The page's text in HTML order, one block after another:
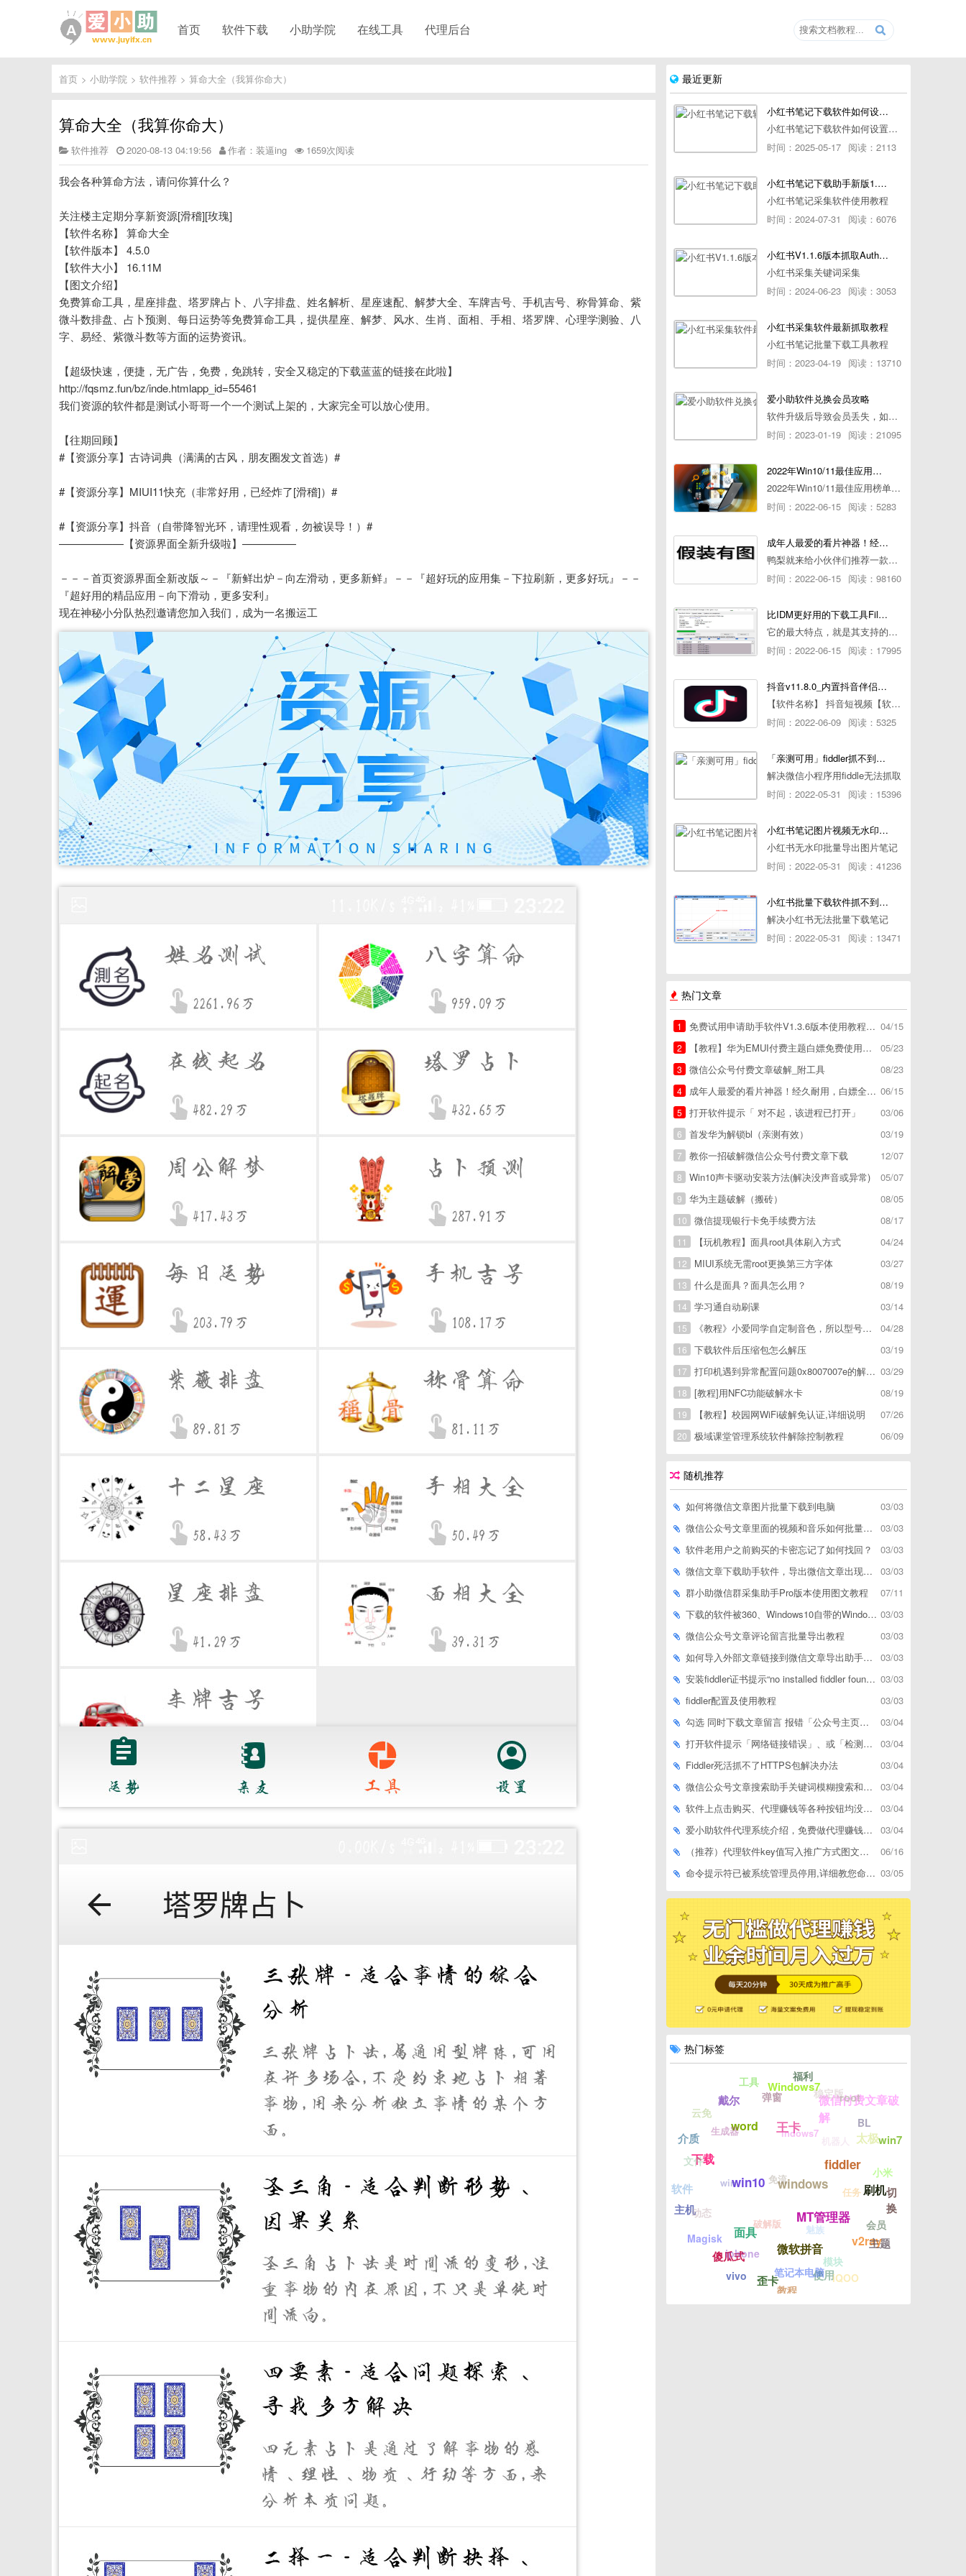
首页 软件下载 小助学院 在线工具 代理后台
首页 > 小助学院 > 软件推荐 > 算命大全（我算你命大）
算命大全（我算你命大）
软件推荐 2020-08-13 04:19:56 作者：装逼ing 1659次阅读
我会各种算命方法，请问你算什么？
关注楼主定期分享新资源[滑稽][玫瑰]
【软件名称】 算命大全
【软件版本】 4.5.0
【软件大小】 16.11M
【图文介绍】
免费算命工具，星座排盘、塔罗牌占卜、八字排盘、姓名解析、星座速配、解梦大全、车牌吉号、手机吉号、称骨算命、紫
微斗数排盘、占卜预测、每日运势等免费算命工具，提供星座、解梦、风水、生肖、面相、手相、塔罗牌、心理学测验、八
字、易经、紫微斗数等方面的运势资讯。
【超级快速，便捷，无广告，免费，免跳转，安全又稳定的下载蓝蓝的链接在此啦】
http://fqsmz.fun/bz/inde.htmlapp_id=55461
我们资源的软件都是测试小哥哥一个一个测试上架的，大家完全可以放心使用。
【往期回顾】
#【资源分享】古诗词典（满满的古风，朋友圈发文首选）#
#【资源分享】MIUI11快充（非常好用，已经炸了[滑稽]）#
#【资源分享】抖音（自带降智光环，请理性观看，勿被误导！）#
——————【资源界面全新升级啦】—————
－－－首页资源界面全新改版～－『新鲜出炉－向左滑动，更多新鲜』－－『超好玩的应用集－下拉刷新，更多好玩』－－
『超好用的精品应用－向下滑动，更多安利』
现在神秘小分队热烈邀请您加入我们，成为一名搬运工
最近更新
小红书笔记下载软件如何设置浏览器路径
小红书笔记下载软件如何设置浏览器路径
时间：2025-05-17 阅读：2113
小红书笔记下载助手新版1.1.7版本使用教程
小红书笔记采集软件使用教程
时间：2024-07-31
阅读：6076
小红书V1.1.6版本抓取AuthorId最新教程
小红书采集关键词采集
时间：2024-06-23 阅读：3053
小红书采集软件最新抓取教程
小红书笔记批量下载工具教程
时间：2023-04-19 阅读：13710
爱小助软件兑换会员攻略
软件升级后导致会员丢失，如何快速兑换会员详细攻略
时间：2023-01-19 阅读：21095
2022年Win10/11最佳应用榜单出炉！ 你都用过几个？
2022年Win10/11最佳应用榜单出炉！ 你都用过几个？
时间：2022-06-15 阅读：5283
成年人最爱的看片神器！经久耐用-白嫖全网资源
鸭梨就来给小伙伴们推荐一款经久耐用的良心播放器，资源齐全无广告，可以放心使用~
时间：2022-06-15 阅读：98160
比IDM更好用的下载工具File Centipede文件蜈蚣-秒杀迅雷-直接飞起！
它的最大特点，就是其支持的下载协议几乎是市面上最全面的，包括HTTP/FTP、BT种子、磁力链接，m3u8流任务（AES-128解密）。
时间：2022-06-15 阅读：17995
抖音v11.8.0_内置抖音伴侣/视频去水印
【软件名称】 抖音短视频【软件版本】 11.8.0【软件大小】 83.74M【是否Root】不需要【测试机型】PCML10 [oppo Reno Ace]【文字介绍】 抖音短视频app是一款很有意思娱
时间：2022-06-09 阅读：5325
「亲测可用」fiddler抓不到pc端微信小程序包解决方案
解决微信小程序用fiddle无法抓取
时间：2022-05-31
阅读：15396
小红书笔记图片视频无水印批量下载软件使用教程
小红书无水印批量导出图片笔记
时间：2022-05-31
阅读：41236
小红书批量下载软件抓不到authorId如何解决
解决小红书无法批量下载笔记
时间：2022-05-31
阅读：13471
热门文章
04/15
1
免费试用申请助手软件V1.3.6版本使用教程，免费领空调冰箱，附下载地址
05/23
2
【教程】华为EMUI付费主题白嫖免费使用方法。
08/23
3
微信公众号付费文章破解_附工具
06/15
4
成年人最爱的看片神器！经久耐用，白嫖全网资源
03/06
5
打开软件提示「 对不起，该进程已打开」
03/19
6
首发华为解锁bl（亲测有效）
12/07
7
教你一招破解微信公众号付费文章下载
05/07
8
Win10声卡驱动安装方法(解决没声音或异常)
08/05
9
华为主题破解（搬砖）
08/17
10
微信提现银行卡免手续费方法
04/24
11
【玩机教程】面具root具体刷入方式
03/27
12
MIUI系统无需root更换第三方字体
08/19
13
什么是面具？面具怎么用？
03/14
14
学习通自动刷课
04/28
15
《教程》小爱同学自定制音色，所以型号通用，不用root
03/19
16
下载软件后压缩包怎么解压
03/29
17
打印机遇到异常配置问题0x8007007e的解决方
08/19
18
[教程]用NFC功能破解水卡
07/26
19
【教程】校园网WiFi破解免认证,详细说明
06/09
20 极域课堂管理系统软件解除控制教程
随机推荐
03/03
如何将微信文章图片批量下载到电脑
03/03
微信公众号文章里面的视频和音乐如何批量下载到电脑上
03/03
软件老用户之前购买的卡密忘记了如何找回？
03/03
微信文章下载助手软件，导出微信文章出现「导出失败*篇」如何解决
07/11
群小助微信群采集助手Pro版本使用图文教程
03/03
下载的软件被360、Windows10自带的Windows Defender、腾讯管家等杀毒软件误删了怎么解决
03/03
微信公众号文章评论留言批量导出教程
03/03
如何导入外部文章链接到微信文章导出助手批量下载，附上3种方式
03/03
安装fiddler证书提示“no installed fiddler found”或开启代理ip失败
03/03
fiddler配置及使用教程
03/04
勾选 同时下载文章留言 报错「公众号主页和加载cookie参数不能为空」
03/04
打开软件提示「网络链接错误」、或「检测版本更新失败」等网络问题解决方案
03/04
Fiddler死活抓不了HTTPS包解决办法
03/04
微信公众号文章搜索助手关键词模糊搜索和精确匹配搜索的区别
03/04
软件上点击购买、代理赚钱等各种按钮均没有反应，不打开相应网址怎么解决
03/04
爱小助软件代理系统介绍，免费做代理赚钱，带你轻松月收入过万
06/16
（推荐）代理软件key值写入推广方式图文教程
03/05
命令提示符已被系统管理员停用,详细教您命令提示符已被系统管理员停用怎么办
热门标签
windows
win10
面具
微软拼音
MT管理器
fiddler
王卡
word
下载
主机
傻瓜式
歪卡
使用
v2ray
刷机
太极
微信付费文章破
解
Windows7
戴尔
介质
软件
Magisk
vivo
教程
iQOO
主题
切
换
win7
root
福利
工具
云免
文件
动态
iphone
笔记本电脑
模块
会员
小米
BL
稳定版
弹窗
生成器
win
破解版 魅族
任务
indows7
免流